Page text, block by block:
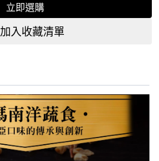
立即選購
加入收藏清單